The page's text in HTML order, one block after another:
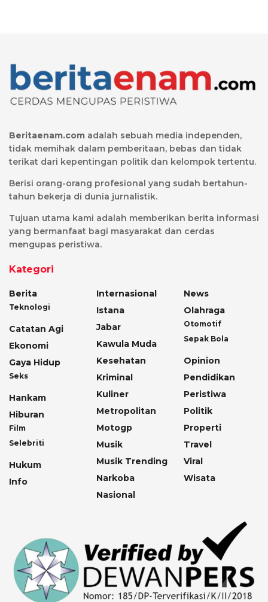
Beritaenam.com adalah sebuah media independen,
tidak memihak dalam pemberitaan, bebas dan tidak
terikat dari kepentingan politik dan kelompok tertentu.
Berisi orang-orang profesional yang sudah bertahun-
tahun bekerja di dunia jurnalistik.
Tujuan utama kami adalah memberikan berita informasi
yang bermanfaat bagi masyarakat dan cerdas
mengupas peristiwa.
Kategori
Berita
Teknologi
Catatan Agi
Ekonomi
Gaya Hidup
Seks
Hankam
Hiburan
Film
Selebriti
Hukum
Info
Internasional
Istana
Jabar
Kawula Muda
Kesehatan
Kriminal
Kuliner
Metropolitan
Motogp
Musik
Musik Trending
Narkoba
Nasional
News
Olahraga
Otomotif
Sepak Bola
Opinion
Pendidikan
Peristiwa
Politik
Properti
Travel
Viral
Wisata